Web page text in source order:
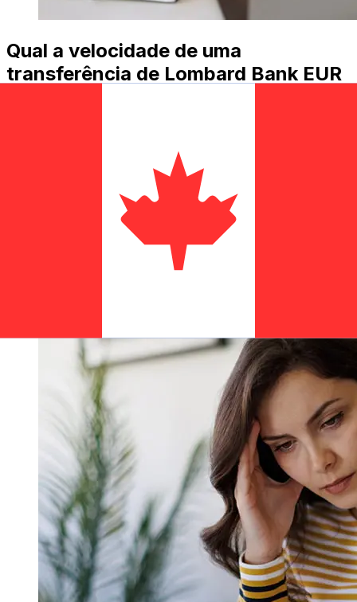
Qual a velocidade de uma
transferência de Lombard Bank EUR
com Lombard Bank de Países Membros do Euro para
Canadá variam de acordo com o método de pagamento
e o horário da transação. Normalmente, as
transferências bancárias internacionais levam de 1 a 5
dias úteis. Fatores como feriados bancários e
verificações de segurança também podem afetar a
entrega. Verifique os horários limite de Lombard Bank